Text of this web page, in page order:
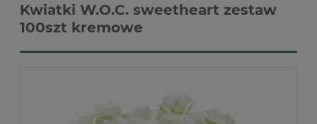
Kwiatki W.O.C. sweetheart zestaw
100szt kremowe